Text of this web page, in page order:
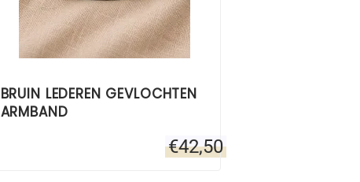
BRUIN LEDEREN GEVLOCHTEN
ARMBAND
€42,50